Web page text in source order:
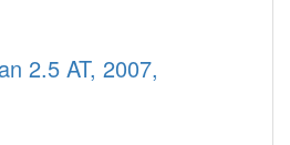
2.5 AT, 2007,